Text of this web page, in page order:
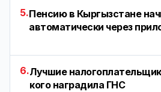
5.Пенсию в Кыргызстане
автоматически через
6.Лучшие
кого наградила ГНС